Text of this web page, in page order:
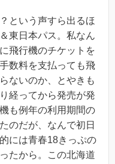
という声すら出るほ
東日本パス。私なん
飛行機のチケットを
数料を支払っても飛
ないのか、とやきも
経ってから発売が発
も例年の利用期間の
のだが、なんで初日
には青春18きっぷの
たから。この北海道